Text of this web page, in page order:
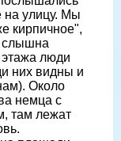
на улицу. Мы
кирпичное",
слышна
этажа люди
них видны и
Около
немца с
там лежат